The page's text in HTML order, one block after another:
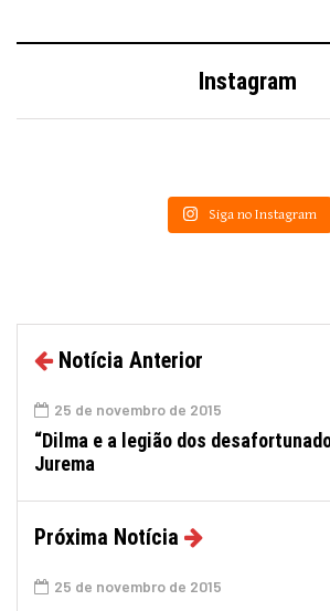
Instagram
Siga no Instagram
Notícia Anterior
25 de novembro de 2015
“Dilma e a legião dos
Jurema
Próxima Notícia
25 de novembro de 2015